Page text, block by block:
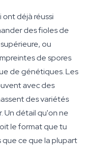
déjà réussi
des fioles de
ou
de spores
de génétiques. Les
avec des
des variétés
Un détail qu'on ne
le format que tu
ce que la plupart